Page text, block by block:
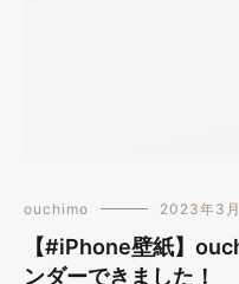
ouchimo 2023年3
【#iPhone壁紙】
ンダーできました！